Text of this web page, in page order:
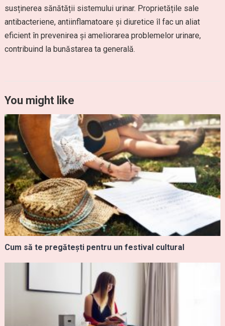
susținerea sănătății sistemului urinar. Proprietățile sale
antibacteriene, antiinflamatoare și diuretice îl fac un aliat
eficient în prevenirea și ameliorarea problemelor urinare,
contribuind la bunăstarea ta generală.
You might like
Cum să te pregătești pentru un festival cultural